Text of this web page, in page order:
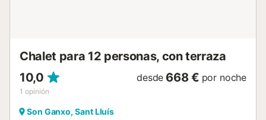
Chalet para 12 personas, con terraza
10,0
1 opinión
desde 668 € por noche
Son Ganxo, Sant Lluís